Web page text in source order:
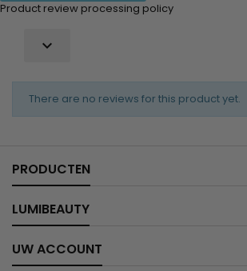
Product review processing policy

There are no reviews for this product yet.
PRODUCTEN
LUMIBEAUTY
UW ACCOUNT